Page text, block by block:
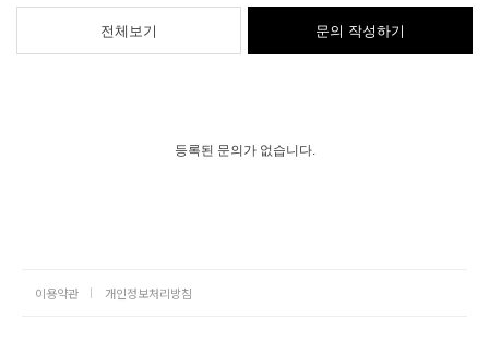
전체보기 문의 작성하기
등록된 문의가 없습니다.
이용약관 개인정보처리방침